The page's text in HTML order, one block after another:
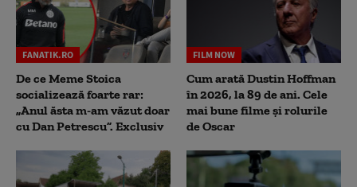
FANATIK.RO
De ce Meme Stoica
socializează foarte rar:
„Anul ăsta m-am văzut doar
cu Dan Petrescu”. Exclusiv
FILM NOW
Cum arată Dustin Hoffman
în 2026, la 89 de ani. Cele
mai bune filme și rolurile
de Oscar